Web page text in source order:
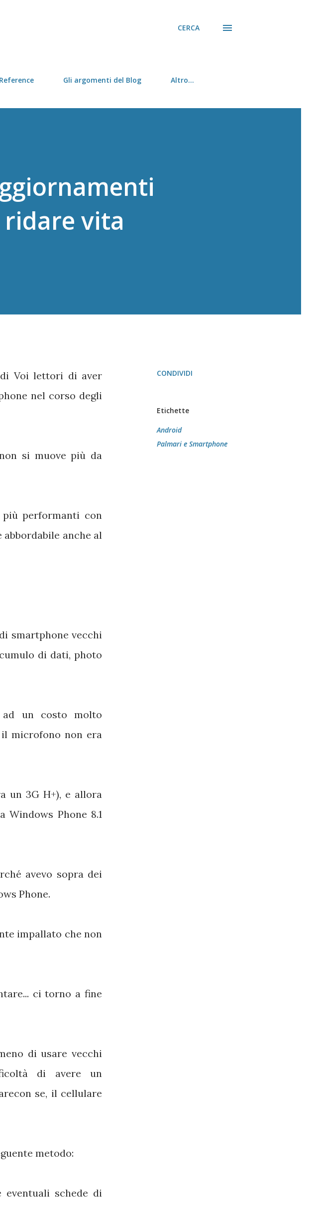
CERCA
Gli argomenti del Blog Altro…
vita
Voi lettori di aver
nel corso degli
si muove più da
performanti con
anche al
smartphone vecchi
di dati, photo
un costo molto
il microfono non era
un 3G H+), e allora
Windows Phone 8.1
avevo sopra dei
Phone.
impallato che non
ci torno a fine
di usare vecchi
di avere un
se, il cellulare
metodo:
schede di
CONDIVIDI
Etichette
Android
Palmari e Smartphone